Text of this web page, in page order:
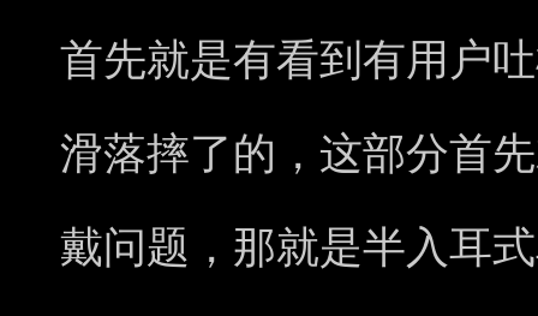
首先就是有看到有用户
滑落摔了的，这部分首
戴问题，那就是半入耳